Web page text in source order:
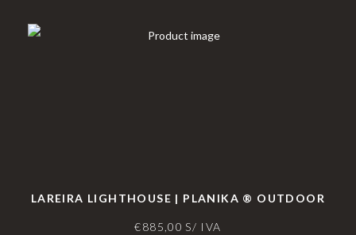
LAREIRA LIGHTHOUSE | PLANIKA ® OUTDOOR
€885,00 S/ IVA